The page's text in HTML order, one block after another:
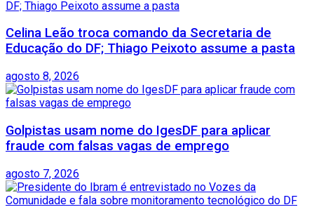
Celina Leão troca comando da Secretaria de
Educação do DF; Thiago Peixoto assume a pasta
agosto 8, 2026
Golpistas usam nome do IgesDF para aplicar
fraude com falsas vagas de emprego
agosto 7, 2026